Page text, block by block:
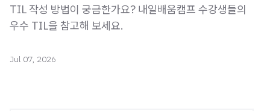
TIL 작성 방법이 궁금한가요? 내일배움캠프 수강생들의
우수 TIL을 참고해 보세요.
Jul 07, 2026